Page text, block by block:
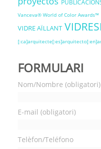
Vanceva® World of Color Awards™
VIDRE AÏLLANT
FORMULARI
Nom/Nombre (obligatori)
E-mail (obligatori)
Telèfon/Teléfono